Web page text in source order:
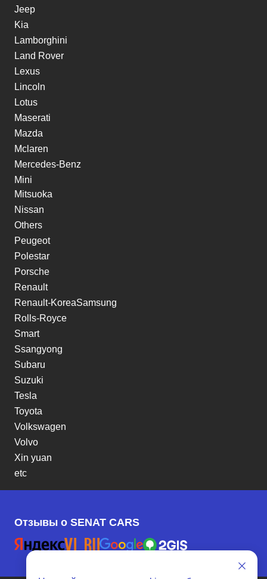
Jeep
Kia
Lamborghini
Land Rover
Lexus
Lincoln
Lotus
Maserati
Mazda
Mclaren
Mercedes-Benz
Mini
Mitsuoka
Nissan
Others
Peugeot
Polestar
Porsche
Renault
Renault-KoreaSamsung
Rolls-Royce
Smart
Ssangyong
Subaru
Suzuki
Tesla
Toyota
Volkswagen
Volvo
Xin yuan
etc
Отзывы о SENAT CARS